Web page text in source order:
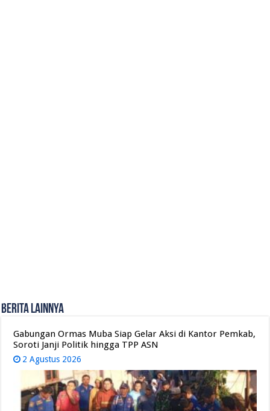
Berita Lainnya
Gabungan Ormas Muba Siap Gelar Aksi di Kantor Pemkab,
Soroti Janji Politik hingga TPP ASN
2 Agustus 2026